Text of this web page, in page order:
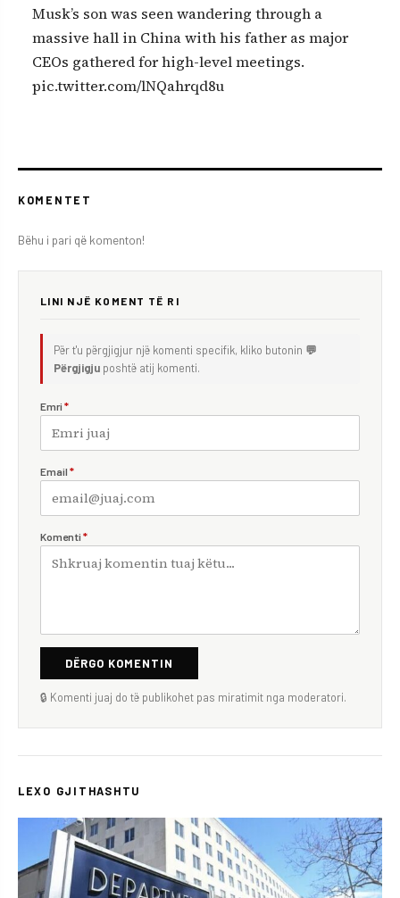
Musk’s son was seen wandering through a
massive hall in China with his father as major
CEOs gathered for high-level meetings.
pic.twitter.com/lNQahrqd8u
KOMENTET
Bëhu i pari që komenton!
LINI NJË KOMENT TË RI
Për t'u përgjigjur një komenti specifik, kliko butonin 💬
Përgjigju poshtë atij komenti.
Emri *
Email *
Komenti *
DËRGO KOMENTIN
🔒 Komenti juaj do të publikohet pas miratimit nga moderatori.
LEXO GJITHASHTU